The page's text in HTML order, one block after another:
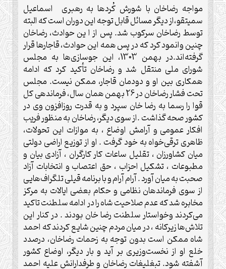
مواجه رضاخان با شورش کُردها به رهبری اسماعیل
سمیتقو،از دیگر مسائل قابل توجه این دوران است که البته
توسط رضاخان سرکوب شد. پس از ا ین حوادث، رضاخان
چنین وانمود کرد که در پس همه این حوادث، قاجارها قرار
گرفته‌اند.در بهمن 1303، این جوسازی‌ها به مجلس
شورای ملی منتقل شد و رضاخان تأکید کرد که ادامه‌
همکاری بین او و دودمان قاجار، ممکن نیست. مجلس
تحت فشار رضاخان در 26 بهمن همان سال، فرماندهی کل
قوا را رسما به رضا خان سپرد و به قدرت روزافزون وی در
کشور صحه گذاشت .از سوی دیگر، رضاخان به منظور فریب
افکار عمومی و آرامش اوضاع ، به موازات این تحولات،
ظاهری ترقی‌خواه به خود گرفت . او از توزیع اراضی دولتی
میان کشاورزان ، تقلیل ساعات کار کارگران ، آزادی بیان و
مطبوعات ، تشکیل احزاب ، حق اعتصاب و انتخابات آزاد
صحبت به میان آورد . آرام آرام و با برنامه قیلی تلگراف‌هایی
از سوی فرماندهان نظامی و حکام بعضی ایالات به مرکز
مخابره شد که عدم صلاحیت شاه را در ادامه سلطنت تاکید
می‌کردند وخواستار سلطنت رضا خان بودند . در کنار این
تلاش‌ها زیرکانه ، در میان مردم چنین شایع کردند که احمد
شاه ممکن است بدون توجه به زحمات رضاخان، درصدد
خلع او از نخست‌وزیری بر آید و بار دیگر، اوضاع کشور
آشفته شود. تبغلیغات رضاخان و طرفدارانش علیه احمد